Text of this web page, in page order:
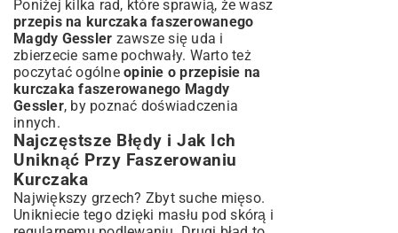
Poniżej kilka rad, które sprawią, że wasz
przepis na kurczaka faszerowanego
Magdy Gessler zawsze się uda i
zbierzecie same pochwały. Warto też
poczytać ogólne opinie o przepisie na
kurczaka faszerowanego Magdy
Gessler, by poznać doświadczenia
innych.
Najczęstsze Błędy i Jak Ich
Uniknąć Przy Faszerowaniu
Kurczaka
Największy grzech? Zbyt suche mięso.
Unikniecie tego dzięki masłu pod skórą i